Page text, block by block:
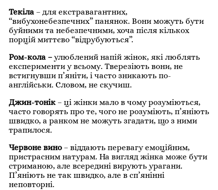
Текіла – для екстравагантних,
“вибухонебезпечних” панянок. Вони можуть бути
буйними та небезпечними, хоча після кількох
порцій миттєво “відрубуються”.
Ром-кола – улюблений напій жінок, які люблять
експерименти у всьому. Тверезіють вони, не
встигнувши п’яніти, і часто зникають по-
англійськи. Словом, не скучиш.
Джин-тонік– ці жінки мало в чому розуміються,
часто говорять про те, чого не розуміють, п’яніють
швидко, а ранком не можуть згадати, що з ними
трапилося.
Червоне вино– віддають перевагу емоційним,
пристрасним натурам. На вигляд жінка може бути
стриманою, але всередині вирують урагани.
П’яніють не так швидко, але в сп’янінні
неповторні.